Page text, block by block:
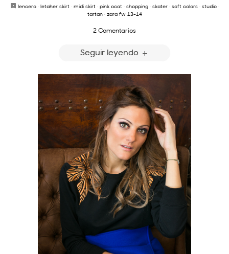
lencero· letaher skirt· midi skirt· pink ocat· shopping· skater· soft colors· studio·
tartan· zara fw 13-14
2 Comentarios
Seguir leyendo